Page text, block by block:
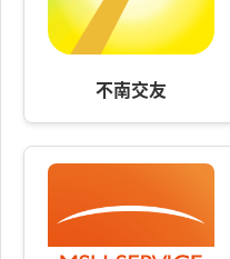
不南交友